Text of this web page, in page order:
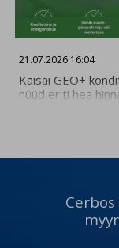
21.07.2026 16:04
Kaisai GEO+
nüüd eriti hea
t=install Vaata
https://
Hyväksyn
niitä sinulle
Hyväksyn